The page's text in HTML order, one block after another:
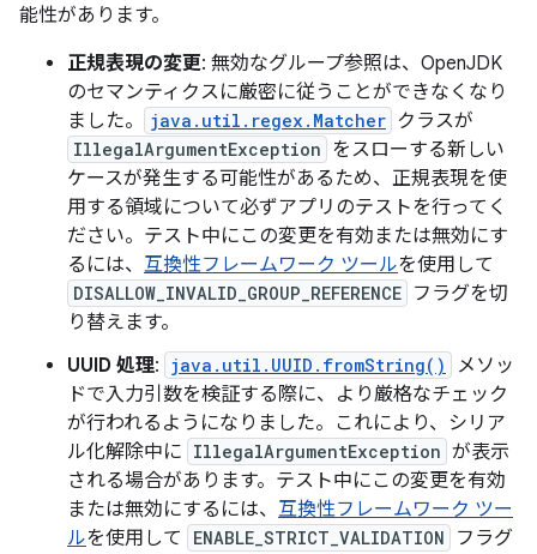
能性があります。
正規表現の変更: 無効なグループ参照は、OpenJDK
のセマンティクスに厳密に従うことができなくなり
ました。
java.util.regex.Matcher クラスが
IllegalArgumentException をスローする新しい
ケースが発生する可能性があるため、正規表現を使
用する領域について必ずアプリのテストを行ってく
ださい。テスト中にこの変更を有効または無効にす
るには、 互換性フレームワーク ツールを使用して
DISALLOW_INVALID_GROUP_REFERENCE フラグを切
り替えます。
UUID 処理: java.util.UUID.fromString()
メソッ
ドで入力引数を検証する際に、より厳格なチェック
が行われるようになりました。これにより、シリア
ル化解除中に IllegalArgumentException が表示
される場合があります。テスト中にこの変更を有効
または無効にするには、 互換性フレームワーク ツー
ルを使用して ENABLE_STRICT_VALIDATION
フラグ